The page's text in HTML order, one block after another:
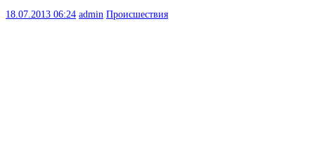
18.07.2013 06:24 admin Происшествия